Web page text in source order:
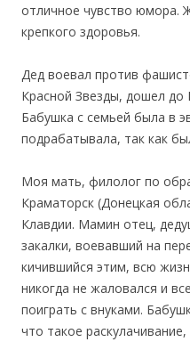
отличное чувство юмора.
крепкого здоровья.
Дед воевал против
Красной Звезды, дошел до
Бабушка с семьей была в
подрабатывала, так как
Моя мать, филолог по
Краматорск (Донецкая
Клавдии. Мамин отец,
закалки, воевавший на
кичившийся этим, всю
никогда не жаловался и
поиграть с внуками.
что такое